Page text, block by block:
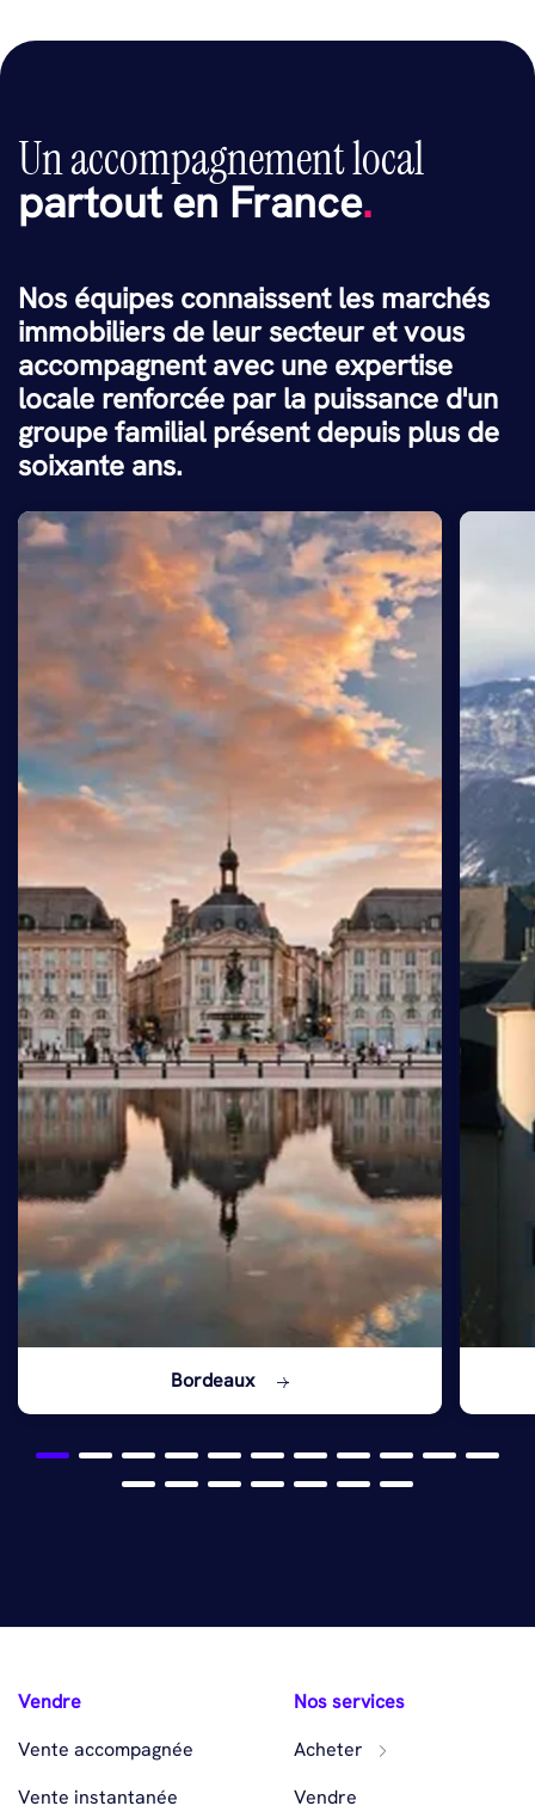
Un accompagnement local
partout en France.
Nos équipes connaissent les marchés
immobiliers de leur secteur et vous
accompagnent avec une expertise
locale renforcée par la puissance d'un
groupe familial présent depuis plus de
soixante ans.
Bordeaux
Vendre
Vente accompagnée
Vente instantanée
Nos services
Acheter
Vendre